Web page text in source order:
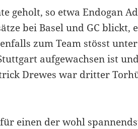
geholt, so etwa Endogan
bei Basel und GC blickt,
zum Team stösst
aufgewachsen ist
Drewes war dritter
einen der wohl